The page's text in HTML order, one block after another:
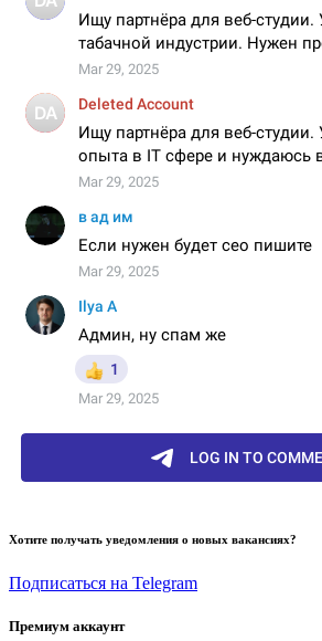
Хотите получать уведомления о новых вакансиях?
Подписаться на Telegram
Премиум аккаунт